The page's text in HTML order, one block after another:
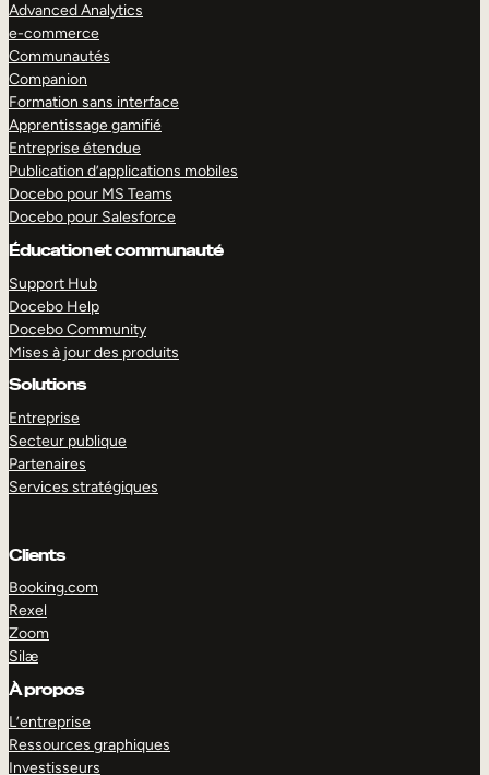
Advanced Analytics
e-commerce
Communautés
Companion
Formation sans interface
Apprentissage gamifié
Entreprise étendue
Publication d’applications mobiles
Docebo pour MS Teams
Docebo pour Salesforce
Éducation et communauté
Support Hub
Docebo Help
Docebo Community
Mises à jour des produits
Solutions
Entreprise
Secteur publique
Partenaires
Services stratégiques
Clients
Booking.com
Rexel
Zoom
Silæ
À propos
L’entreprise
Ressources graphiques
Investisseurs